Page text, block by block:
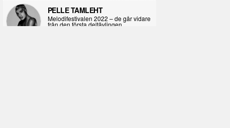
PELLE TAMLEHT
Melodifestivalen 2022 – de går vidare
från den första deltävlingen